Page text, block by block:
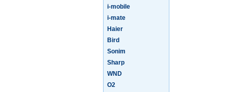
i-mobile
i-mate
Haier
Bird
Sonim
Sharp
WND
O2